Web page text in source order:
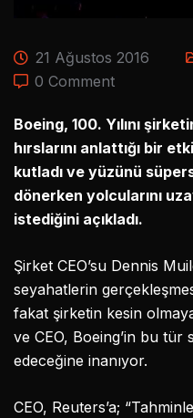
21 Ağustos 2016
0 Comment
Boeing, 100. Yılını
hırslarını anlattığı bir
kutladı ve yüzünü
dönerken yolcularını
istediğini açıkladı.
Şirket CEO’su Dennis
seyahatlerin
fakat şirketin kesin
ve CEO, Boeing’in bu
edeceğine inanıyor.
CEO, Reuters’a;